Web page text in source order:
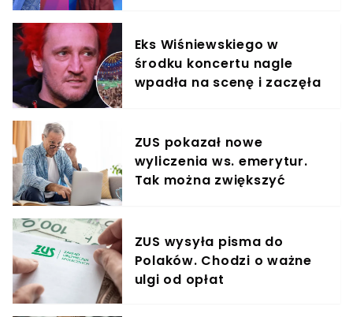
Eks Wiśniewskiego w
środku koncertu nagle
wpadła na scenę i zaczęła
ZUS pokazał nowe
wyliczenia ws. emerytur.
Tak można zwiększyć
ZUS wysyła pisma do
Polaków. Chodzi o ważne
ulgi od opłat